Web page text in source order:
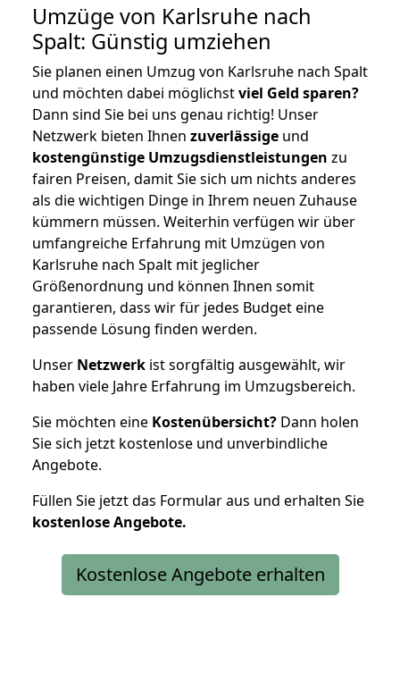
Umzüge von Karlsruhe nach
Spalt: Günstig umziehen
Sie planen einen Umzug von Karlsruhe nach Spalt
und möchten dabei möglichstviel Geld sparen?
Dann sind Sie bei uns genau richtig! Unser
Netzwerk bieten Ihnen zuverlässige und
kostengünstige Umzugsdienstleistungen zu
fairen Preisen, damit Sie sich um nichts anderes
als die wichtigen Dinge in Ihrem neuen Zuhause
kümmern müssen. Weiterhin verfügen wir über
umfangreiche Erfahrung mit Umzügen von
Karlsruhe nach Spalt mit jeglicher
Größenordnung und können Ihnen somit
garantieren, dass wir für jedes Budget eine
passende Lösung finden werden.
Unser Netzwerk ist sorgfältig ausgewählt, wir
haben viele Jahre Erfahrung im Umzugsbereich.
Sie möchten eine Kostenübersicht? Dann holen
Sie sich jetzt kostenlose und unverbindliche
Angebote.
Füllen Sie jetzt das Formular aus und erhalten Sie
kostenloseAngebote.
Kostenlose Angebote erhalten